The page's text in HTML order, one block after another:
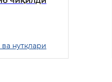
нутқлари